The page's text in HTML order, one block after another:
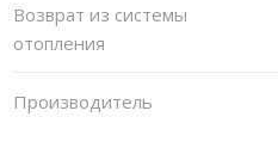
Возврат из системы
отопления
Производитель